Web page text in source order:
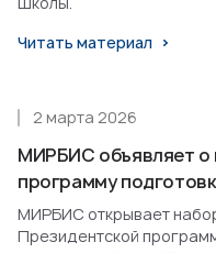
Читать материал
МИРБИС объявляет о
программу
2 марта 2026
МИРБИС открывает
Президентской